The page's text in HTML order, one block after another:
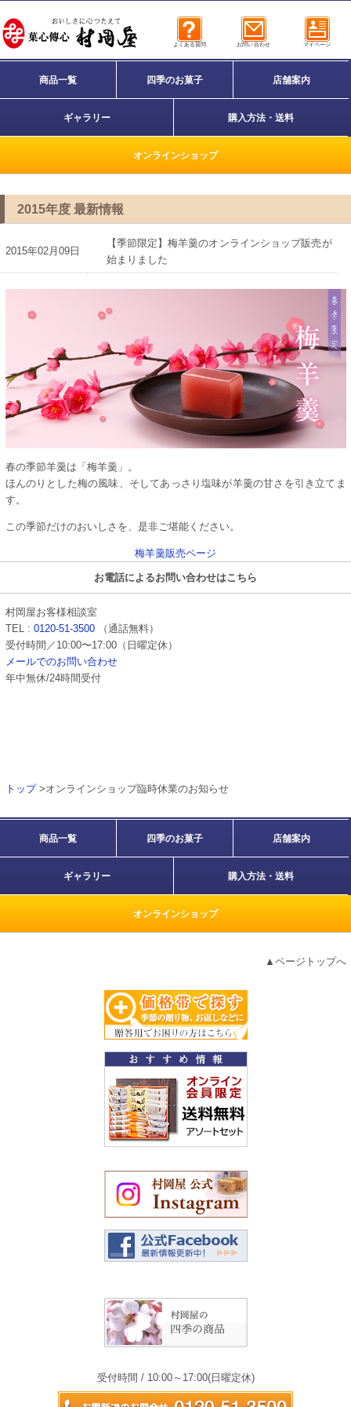
よくある質問 お問い合わせ マイページ
商品一覧 四季のお菓子 店舗案内
ギャラリー 購入方法・送料
オンラインショップ
2015年度 最新情報
2015年02月09日
【季節限定】梅羊羹のオンラインショップ販売が
始まりました
春の季節羊羹は「梅羊羹」。
ほんのりとした梅の風味、そしてあっさり塩味が羊羹の甘さを引き立てま
す。
この季節だけのおいしさを、是非ご堪能ください。
梅羊羹販売ページ
お電話によるお問い合わせはこちら
村岡屋お客様相談室
TEL : 0120-51-3500（通話無料）
受付時間／10:00〜17:00（日曜定休）
メールでのお問い合わせ
年中無休/24時間受付
トップ>オンラインショップ臨時休業のお知らせ
商品一覧 四季のお菓子 店舗案内
ギャラリー 購入方法・送料
オンラインショップ
▲ページトップへ
受付時間 / 10:00～17:00(日曜定休)